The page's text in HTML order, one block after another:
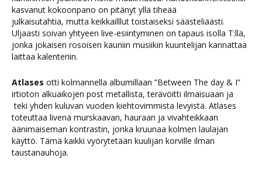
kasvanut kokoonpano on pitänyt yllä tiheää
julkaisutahtia, mutta keikkailllut toistaiseksi säästeliäästi.
Uljaasti soivan yhtyeen live-esiintyminen on tapaus isolla T:llä,
jonka jokaisen rosoisen kauniin musiikin kuuntelijan kannattaa
laittaa kalenteriin.
Atlases otti kolmannella albumillaan ”Between The day & I”
irtioton alkuaikojen post metallista, terävöitti ilmaisuaan ja
teki yhden kuluvan vuoden kiehtovimmista levyistä. Atlases
toteuttaa livenä murskaavan, hauraan ja vivahteikkaan
äänimaiseman kontrastin, jonka kruunaa kolmen laulajan
käyttö. Tämä kaikki vyörytetään kuulijan korville ilman
taustanauhoja.